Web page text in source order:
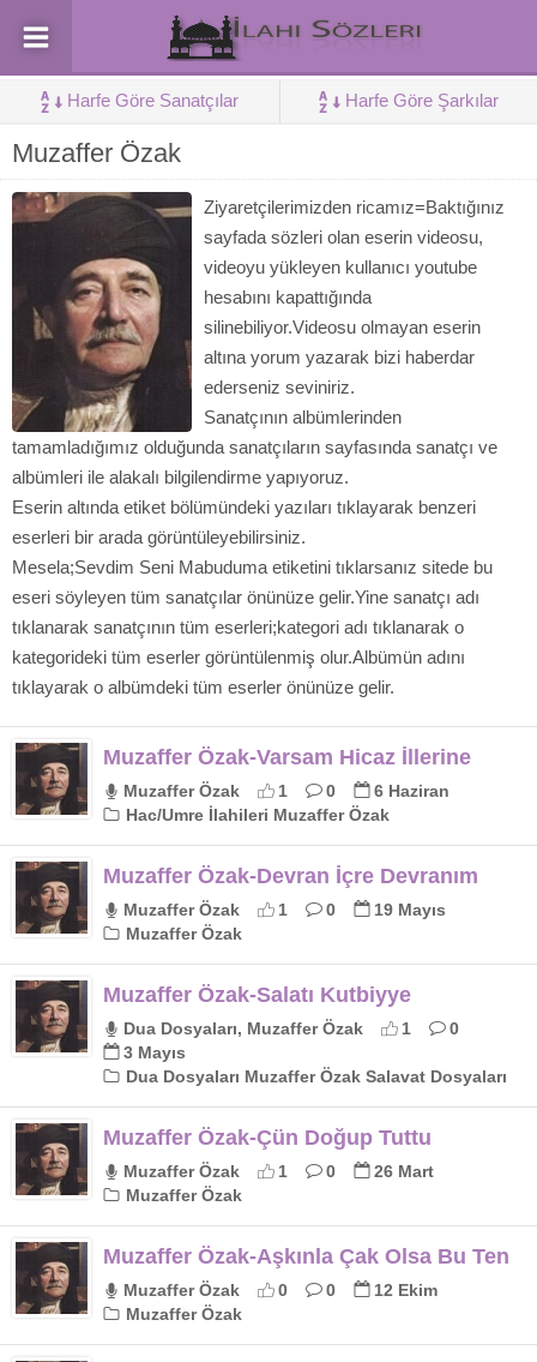
Harfe Göre Sanatçılar Harfe Göre Şarkılar
Muzaffer Özak
Ziyaretçilerimizden ricamız=Baktığınız
sayfada sözleri olan eserin videosu,
videoyu yükleyen kullanıcı youtube
hesabını kapattığında
silinebiliyor.Videosu olmayan eserin
altına yorum yazarak bizi haberdar
ederseniz seviniriz.
Sanatçının albümlerinden
tamamladığımız olduğunda sanatçıların sayfasında sanatçı ve
albümleri ile alakalı bilgilendirme yapıyoruz.
Eserin altında etiket bölümündeki yazıları tıklayarak benzeri
eserleri bir arada görüntüleyebilirsiniz.
Mesela;Sevdim Seni Mabuduma etiketini tıklarsanız sitede bu
eseri söyleyen tüm sanatçılar önünüze gelir.Yine sanatçı adı
tıklanarak sanatçının tüm eserleri;kategori adı tıklanarak o
kategorideki tüm eserler görüntülenmiş olur.Albümün adını
tıklayarak o albümdeki tüm eserler önünüze gelir.
Muzaffer Özak-Varsam Hicaz İllerine
Muzaffer Özak 1 0
6 Haziran
Hac/Umre İlahileri Muzaffer Özak
Muzaffer Özak-Devran İçre Devranım
Muzaffer Özak 1 0
19 Mayıs
Muzaffer Özak
Muzaffer Özak-Salatı Kutbiyye
Dua Dosyaları, Muzaffer Özak 1
0
3 Mayıs
Dua Dosyaları Muzaffer Özak Salavat Dosyaları
Muzaffer Özak-Çün Doğup Tuttu
Muzaffer Özak 1 0
26 Mart
Muzaffer Özak
Muzaffer Özak-Aşkınla Çak Olsa Bu Ten
Muzaffer Özak 0 0
12 Ekim
Muzaffer Özak